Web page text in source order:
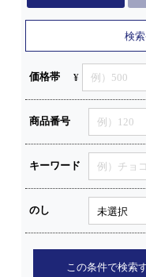
検
価格帯 ¥
商品番号
キーワード
のし
この条件で検索